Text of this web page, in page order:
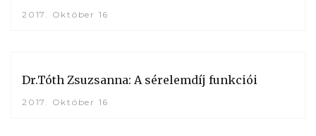
2017. Október 16
Dr.Tóth Zsuzsanna: A sérelemdíj funkciói
2017. Október 16